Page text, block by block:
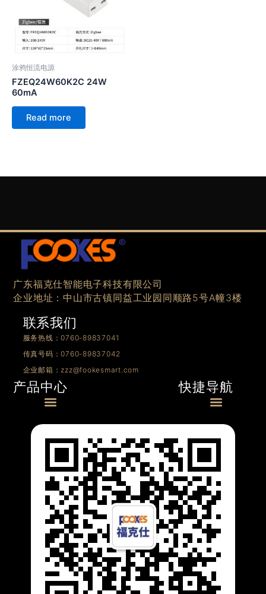
涂鸦恒流电源
FZEQ24W60K2C 24W
60mA
Read more
广东福克仕智能电子科技有限公司
企业地址：中山市古镇同益工业园同顺路5号A幢3楼
联系我们
服务热线：0760-89837041
传真号码：0760-89837042
企业邮箱：zzz@fookesmart.com
产品中心
Menu
快捷导航
Menu